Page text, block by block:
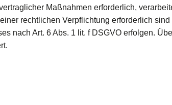
Maßnahmen erforderlich,
rechtlichen Verpflichtung erforderlich
nach Art. 6 Abs. 1 lit. f DSGVO erfolgen.